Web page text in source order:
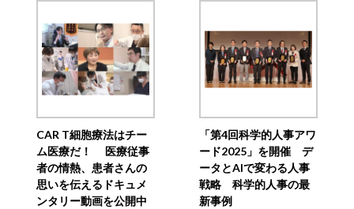
CAR T細胞療法はチー
ム医療だ！ 医療従事
者の情熱、患者さんの
思いを伝えるドキュメ
ンタリー動画を公開中
「第4回科学的人事アワ
ード2025」を開催 デ
ータとAIで変わる人事
戦略 科学的人事の最
新事例